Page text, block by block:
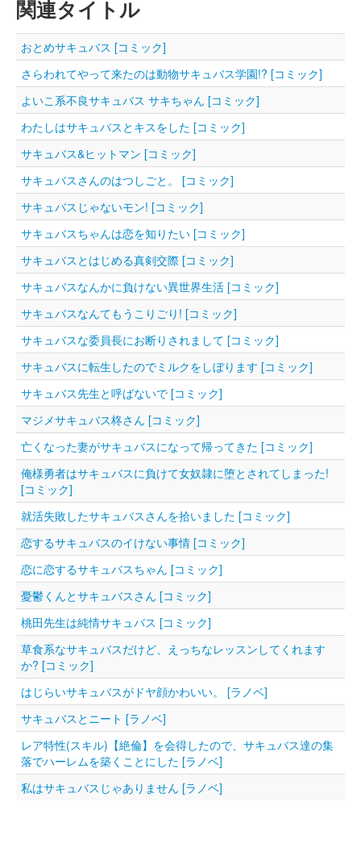
関連タイトル
おとめサキュバス [コミック]
さらわれてやって来たのは動物サキュバス学園!? [コミック]
よいこ系不良サキュバス サキちゃん [コミック]
わたしはサキュバスとキスをした [コミック]
サキュバス&ヒットマン [コミック]
サキュバスさんのはつしごと。 [コミック]
サキュバスじゃないモン! [コミック]
サキュバスちゃんは恋を知りたい [コミック]
サキュバスとはじめる真剣交際 [コミック]
サキュバスなんかに負けない異世界生活 [コミック]
サキュバスなんてもうこりごり! [コミック]
サキュバスな委員長にお断りされまして [コミック]
サキュバスに転生したのでミルクをしぼります [コミック]
サキュバス先生と呼ばないで [コミック]
マジメサキュバス柊さん [コミック]
亡くなった妻がサキュバスになって帰ってきた [コミック]
俺様勇者はサキュバスに負けて女奴隷に堕とされてしまった!
[コミック]
就活失敗したサキュバスさんを拾いました [コミック]
恋するサキュバスのイけない事情 [コミック]
恋に恋するサキュバスちゃん [コミック]
憂鬱くんとサキュバスさん [コミック]
桃田先生は純情サキュバス [コミック]
草食系なサキュバスだけど、えっちなレッスンしてくれます
か? [コミック]
はじらいサキュバスがドヤ顔かわいい。 [ラノベ]
サキュバスとニート [ラノベ]
レア特性(スキル)【絶倫】を会得したので、サキュバス達の集
落でハーレムを築くことにした [ラノベ]
私はサキュバスじゃありません [ラノベ]